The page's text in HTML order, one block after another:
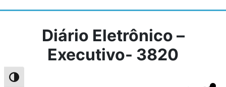
Alternar alto contraste
Diário Eletrônico –
Executivo- 3820